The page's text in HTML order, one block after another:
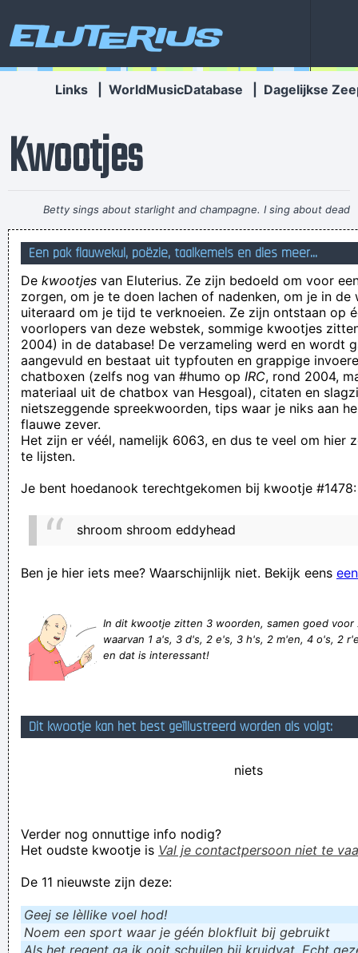
Eluterius
Links WorldMusicDatabase Dagelijkse
Kwootjes
Betty sings about starlight and champagne. I sing about dead
rabbits and blow jobs. When I say music is violence, she says
it´s love; when I say it´s math, she says it´s tap dancing.
Kristin Hersh
En zo is alweer een weekend totaal naar de gallemiezen
geholpen!
Wir schicken dich jetzt ins All.
Heej dag Aart ik heb een lama gebaard! Heej ja heej ja
hooow!
Строительная организация - это одна из ведущих
строительных организаций, оперирующих на рынке
специализацию н
Die spanende broek zit niet gemakkelijk aan mijn foef nee.
ga uit je comfortzone en probeer iets nieuws.
Vanaken eh
Doa hemme ze geen neus op gezet mer nen elleboog... Hy
war just te laat vur een neus aan te schaffen met ziene 50cc
Want als hij weggeweest is, dan is hij al terug, dus gaat hij
Beste vrienden, die kijken altijd vanuit de vuurtoren mee... en
geven je licht wanneer dat nodig is
Verknoei je tijd op een nuttige manier!
Geej se lèllike voel hod!
Een pak flauwekul, poëzie, taalkemels en dies meer...
De kwootjes van Eluterius. Ze zijn bedoeld om voor
zorgen, om je te doen lachen of nadenken, om je in de
uiteraard om je tijd te verknoeien. Ze zijn ontstaan op
voorlopers van deze webstek, sommige kwootjes
2004) in de database! De verzameling werd en wordt
aangevuld en bestaat uit typfouten en grappige
chatboxen (zelfs nog van #humo op IRC, rond 2004,
materiaal uit de chatbox van Hesgoal), citaten en
nietszeggende spreekwoorden, tips waar je niks aan
flauwe zever.
Het zijn er véél, namelijk 6063, en dus te veel om hier
te lijsten.
Je bent hoedanook terechtgekomen bij kwootje #1478:
shroom shroom eddyhead
Ben je hier iets mee? Waarschijnlijk niet. Bekijk eens
In dit kwootje zitten 3 woorden, samen goed
waarvan 1 a's, 3 d's, 2 e's, 3 h's, 2 m'en, 4 o's, 2
en dat is interessant!
Dit kwootje kan het best geïllustreerd worden als volgt:
niets
Verder nog onnuttige info nodig?
Het oudste kwootje is Val je contactpersoon niet te
De 11 nieuwste zijn deze:
Geej se lèllike voel hod!
Noem een sport waar je géén blokfluit bij gebruikt
Als het regent ga ik ooit schuilen bij kruidvat. Echt